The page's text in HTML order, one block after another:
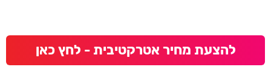
להצעת מחיר אטרקטיבית - לחץ כאן